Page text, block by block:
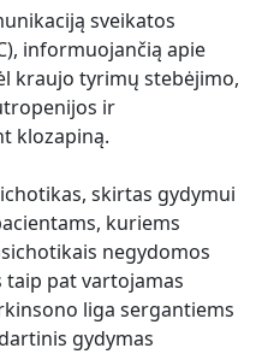
sveikatos
informuojančią apie
kraujo tyrimų stebėjimo,
ir
klozapiną.
skirtas gydymui
kuriems
negydomos
taip pat vartojamas
liga sergantiems
gydymas